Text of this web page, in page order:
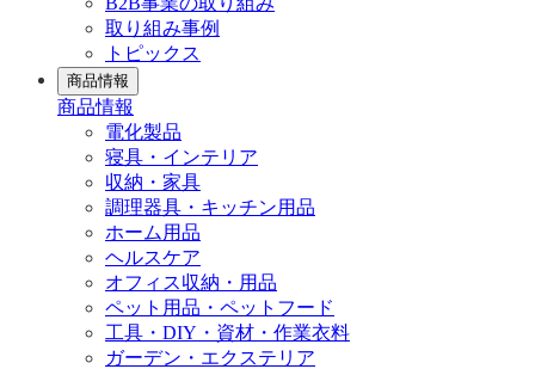
取り組み事例
トピックス
商品情報
商品情報
電化製品
寝具・インテリア
収納・家具
調理器具・キッチン用品
ホーム用品
ヘルスケア
オフィス収納・用品
ペット用品・ペットフード
工具・DIY・資材・作業衣料
ガーデン・エクステリア